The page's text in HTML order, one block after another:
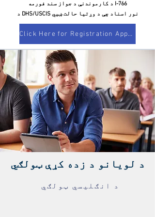
د کارموندنې د جواز سند فورمه I-766
د DHS/USCIS نور اسناد چې د وړتیا حالت ښیي
Click Here for Registration Appointment!
د لویانو د زده کړې ټولګي
د انګلیسي ټولګي